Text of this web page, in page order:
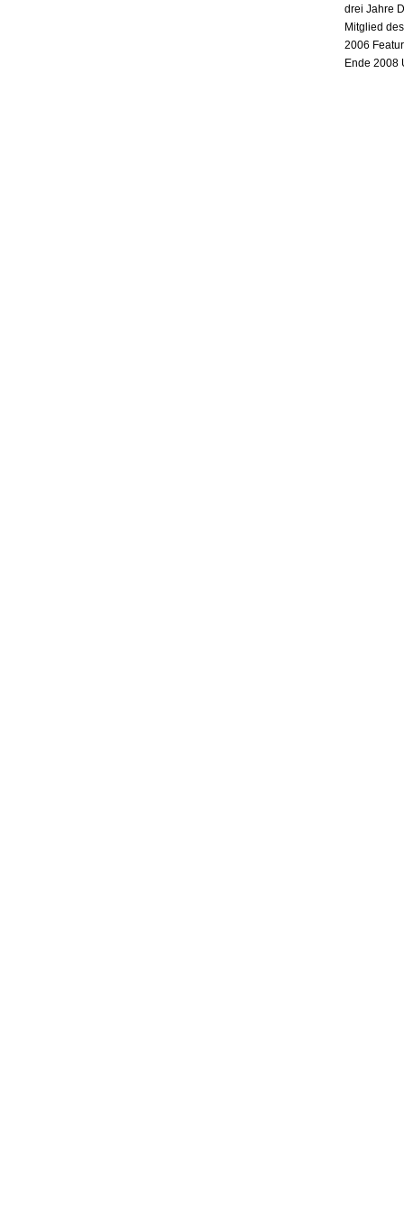
drei Jahre
Mitglied
2006
Ende 2008